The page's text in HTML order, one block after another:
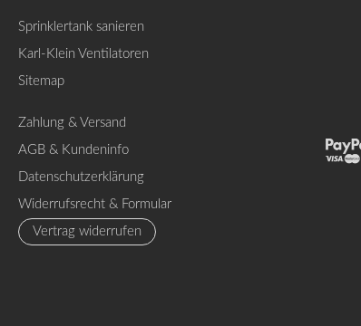
Sprinklertank sanieren
Karl-Klein Ventilatoren
Sitemap
Zahlung & Versand
AGB & Kundeninfo
Datenschutzerklärung
Widerrufsrecht & Formular
Vertrag widerrufen